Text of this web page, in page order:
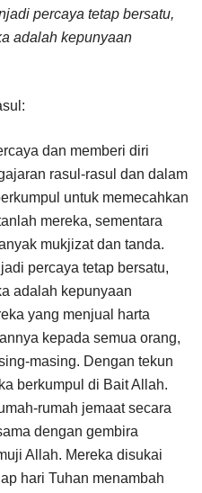
percaya tetap bersatu,
adalah kepunyaan
dan memberi diri
rasul-rasul dan dalam
untuk memecahkan
mereka, sementara
mukjizat dan tanda.
percaya tetap bersatu,
adalah kepunyaan
yang menjual harta
kepada semua orang,
masing. Dengan tekun
berkumpul di Bait Allah.
rumah jemaat secara
dengan gembira
Allah. Mereka disukai
hari Tuhan menambah